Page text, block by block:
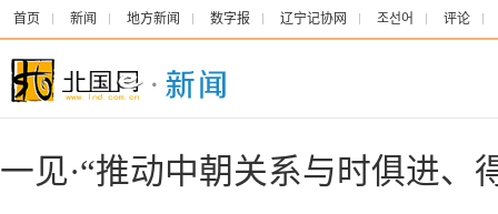
首页 新闻 地方新闻 数字报 辽宁记协网 조선어 评论
一见·“推动中朝关系与时俱进、